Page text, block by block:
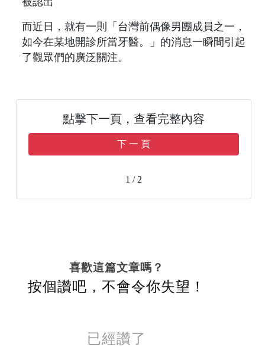
而近日，就有一則「台灣前偶像男團成員之一，
如今在某地開診所當牙醫。」的消息一瞬間引起
了觀眾們的廣泛關注。
點擊下一頁，查看完整內容
下 一 頁
1 / 2
喜歡這篇文章嗎？
按個讚吧，不會令你失望！
已經讚了